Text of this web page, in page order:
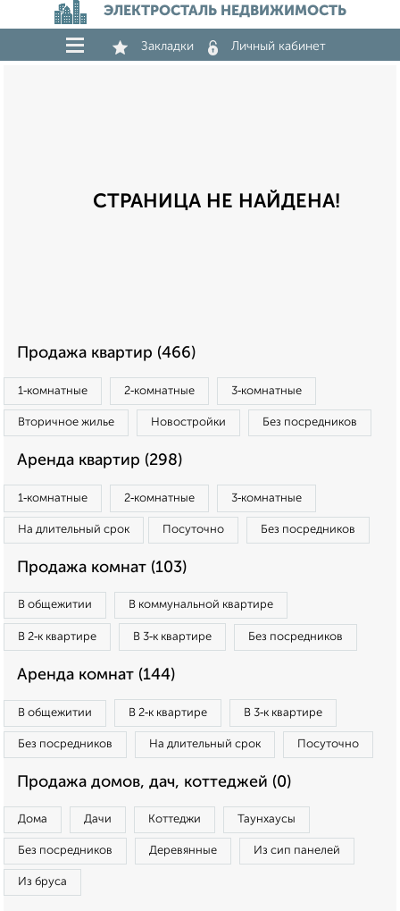
ЭЛЕКТРОСТАЛЬ НЕДВИЖИМОСТЬ
Закладки Личный кабинет
СТРАНИЦА НЕ НАЙДЕНА!
Продажа квартир (466)
1‑комнатные 2‑комнатные 3‑комнатные
Вторичное жилье Новостройки Без посредников
Аренда квартир (298)
1‑комнатные 2‑комнатные 3‑комнатные
На длительный срок Посуточно Без посредников
Продажа комнат (103)
В общежитии В коммунальной квартире
В 2‑к квартире В 3‑к квартире Без посредников
Аренда комнат (144)
В общежитии В 2‑к квартире В 3‑к квартире
Без посредников На длительный срок Посуточно
Продажа домов, дач, коттеджей (0)
Дома Дачи Коттеджи Таунхаусы
Без посредников Деревянные Из сип панелей
Из бруса